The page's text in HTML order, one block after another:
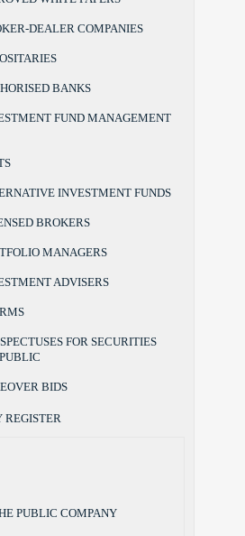
DEALER COMPANIES
BANKS
FUND MANAGEMENT
INVESTMENT FUNDS
BROKERS
MANAGERS
ADVISERS
FOR SECURITIES
BIDS
REGISTER
PUBLIC COMPANY